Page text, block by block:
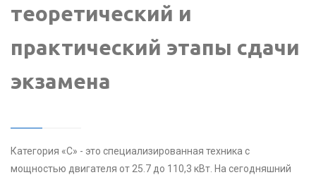
теоретический и
практический этапы сдачи
экзамена
Категория «C» - это специализированная техника с
мощностью двигателя от 25.7 до 110,3 кВт. На сегодняшний